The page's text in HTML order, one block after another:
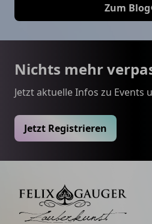
Zum Blog
Nichts mehr
Jetzt aktuelle Infos zu Events
Jetzt Registrieren
Felix Gauger